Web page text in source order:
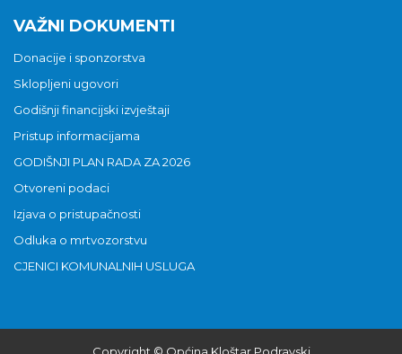
VAŽNI DOKUMENTI
Donacije i sponzorstva
Sklopljeni ugovori
Godišnji financijski izvještaji
Pristup informacijama
GODIŠNJI PLAN RADA ZA 2026
Otvoreni podaci
Izjava o pristupačnosti
Odluka o mrtvozorstvu
CJENICI KOMUNALNIH USLUGA